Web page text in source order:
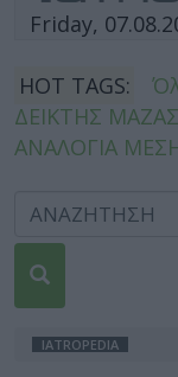
Friday,
HOT TAGS:
ΔΕΙΚΤΗΣ
ΑΝΑΛΟΓΙΑ
IATROPEDIA